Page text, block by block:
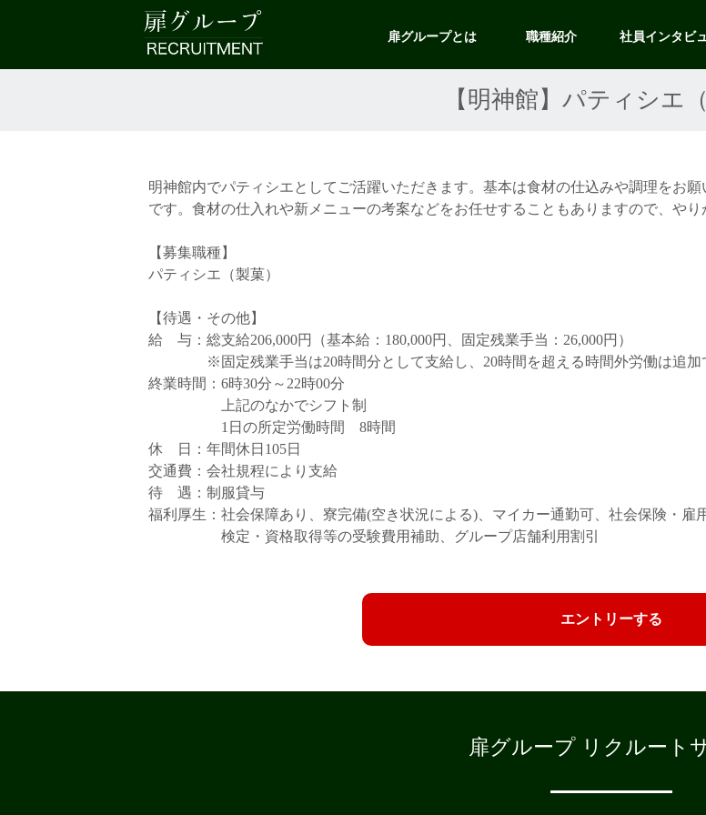
扉グループとは 職種紹介 社員インタビ
【明神館】パティシエ（
明神館内でパティシエとしてご活躍いただきます。基本は食材の仕込みや調理をお
です。食材の仕入れや新メニューの考案などをお任せすることもありますので、やり
【募集職種】
パティシエ（製菓）
【待遇・その他】
給 与：総支給206,000円（基本給：180,000円、固定残業手当：26,000円）
※固定残業手当は20時間分として支給し、20時間を超える時間外労働は追加
終業時間：6時30分～22時00分
上記のなかでシフト制
1日の所定労働時間 8時間
休 日：年間休日105日
交通費：会社規程により支給
待 遇：制服貸与
福利厚生：社会保障あり、寮完備(空き状況による)、マイカー通勤可、社会保険・雇
検定・資格取得等の受験費用補助、グループ店舗利用割引
エントリーする
扉グループ リクルート